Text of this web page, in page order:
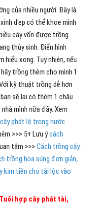
của nhiều người. Đây là
đẹp có thể khoe mình
cây vốn được trồng
thủy sinh. Điển hình
hiểu xong. Tuy nhiên, nếu
trồng thêm cho mình 1
kỹ thuật trồng dễ hơn
sẽ lại có thêm 1 chậu
mình nữa đấy. Xem
phát lộ trong nước
>>> 5+ Lưu ýcách
tâm >>>Cách trồng cây
trồng hoa súng đơn giản,
kim tiền cho tài lộc vào
Tuổi hợp cây phát tài,